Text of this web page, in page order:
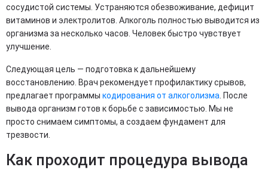
сосудистой системы. Устраняются обезвоживание, дефицит
витаминов и электролитов. Алкоголь полностью выводится из
организма за несколько часов. Человек быстро чувствует
улучшение.
Следующая цель — подготовка к дальнейшему
восстановлению. Врач рекомендует профилактику срывов,
предлагает программы кодирования от алкоголизма. После
вывода организм готов к борьбе с зависимостью. Мы не
просто снимаем симптомы, а создаем фундамент для
трезвости.
Как проходит процедура вывода